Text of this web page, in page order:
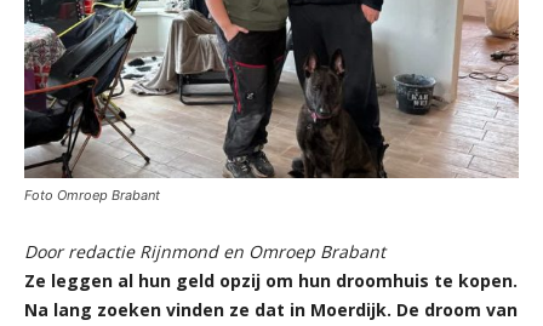
Foto Omroep Brabant
Door redactie Rijnmond en Omroep Brabant
Ze leggen al hun geld opzij om hun droomhuis te kopen.
Na lang zoeken vinden ze dat in Moerdijk. De droom van